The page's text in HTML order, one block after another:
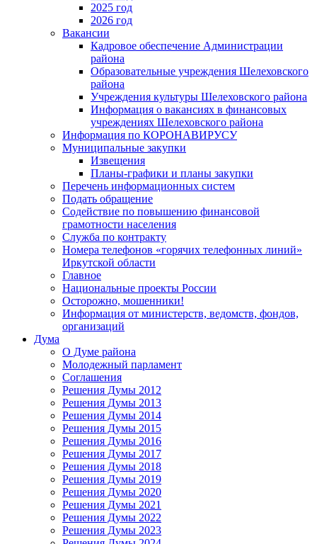
2025 год
2026 год
Вакансии
Кадровое обеспечение Администрации
района
Образовательные учреждения Шелеховского
района
Учреждения культуры Шелеховского района
Информация о вакансиях в финансовых
учреждениях Шелеховского района
Информация по КОРОНАВИРУСУ
Муниципальные закупки
Извещения
Планы-графики и планы закупки
Перечень информационных систем
Подать обращение
Содействие по повышению финансовой
грамотности населения
Служба по контракту
Номера телефонов «горячих телефонных линий»
Иркутской области
Главное
Национальные проекты России
Осторожно, мошенники!
Информация от министерств, ведомств, фондов,
организаций
Дума
О Думе района
Молодежный парламент
Соглашения
Решения Думы 2012
Решения Думы 2013
Решения Думы 2014
Решения Думы 2015
Решения Думы 2016
Решения Думы 2017
Решения Думы 2018
Решения Думы 2019
Решения Думы 2020
Решения Думы 2021
Решения Думы 2022
Решения Думы 2023